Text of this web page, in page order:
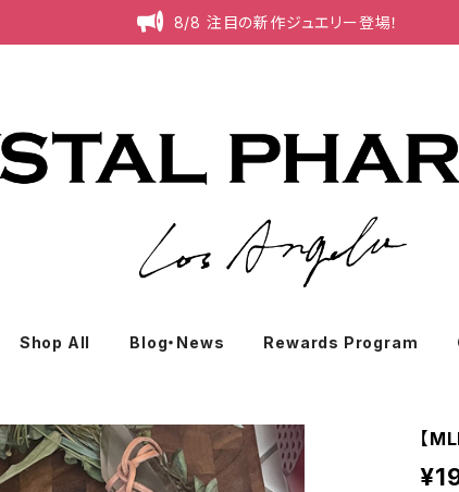
8/8 注目の新作ジュエリー登場！
Shop All Blog・News Rewards Program
【